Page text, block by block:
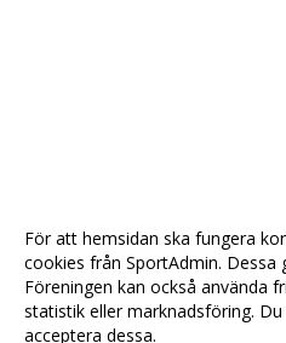
För att hemsidan ska fungera
cookies från SportAdmin. Dessa
Föreningen kan också använda
statistik eller marknadsföring.
acceptera dessa.